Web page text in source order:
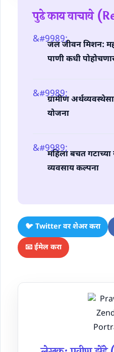
पुढे काय वाचावे
जल जीवन मिशन:
पाणी कधी
ग्रामीण
योजना
महिला बचत
व्यवसाय कल्पना
🐦 Twitter वर शेअर करा
📧 ईमेल करा